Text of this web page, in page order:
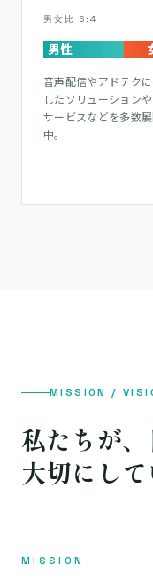
男女比 6:4
男性
音声配信やアドテク
したソリューション
サービスなどを多数
中。
MISSION /
私たちが
大切にして
MISSION